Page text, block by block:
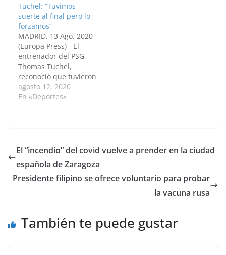
Atalanta este miércoles
para avanzar a
semifinales de la Liga
de Campeones, con
gran participación de
Neymar y Mbappé, a
quienes ve con un
largo…
Tuchel: “Tuvimos
suerte al final pero lo
forzamos”
MADRID, 13 Ago. 2020
(Europa Press) - El
entrenador del PSG,
Thomas Tuchel,
reconoció que tuvieron
"suerte" este miércoles
para eliminar al
aunque fue algo que
forzaron en una buena
segunda mitad. "Ha
agosto 12, 2020
En «Deportes»
El “incendio” del covid vuelve a prender en la ciudad
española de Zaragoza
Presidente filipino se ofrece voluntario para probar
la vacuna rusa
También te puede gustar